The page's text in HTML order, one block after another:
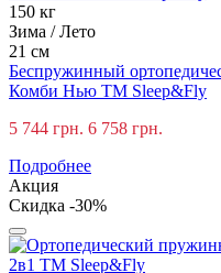
150 кг
Зима / Лето
21 см
Беспружинный
Комби Нью ТМ Sleep&Fly
5 744 грн. 6 758 грн.
Подробнее
Акция
Скидка -30%